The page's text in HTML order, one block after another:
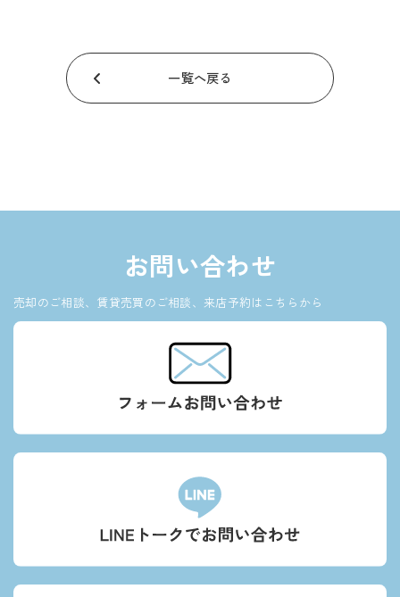
一覧へ戻る
お問い合わせ
売却のご相談、賃貸売買のご相談、来店予約はこちらから